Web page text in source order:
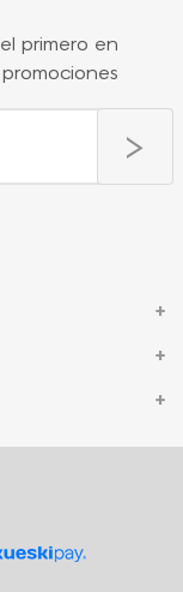
primero en
+
+
+